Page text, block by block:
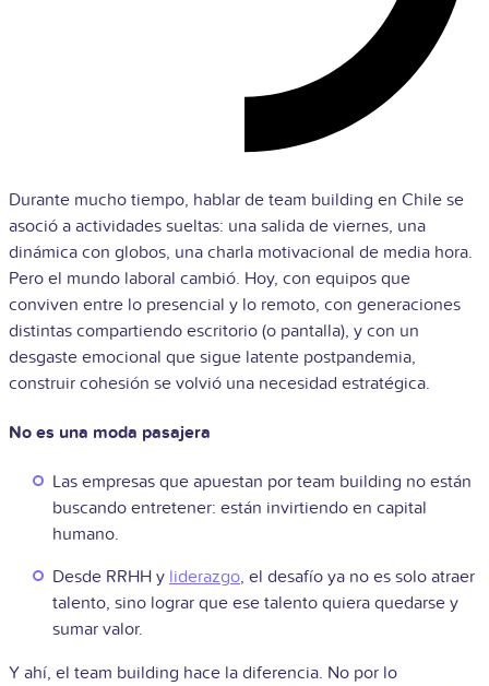
Durante mucho tiempo, hablar de team building en Chile se
asoció a actividades sueltas: una salida de viernes, una
dinámica con globos, una charla motivacional de media hora.
Pero el mundo laboral cambió. Hoy, con equipos que
conviven entre lo presencial y lo remoto, con generaciones
distintas compartiendo escritorio (o pantalla), y con un
desgaste emocional que sigue latente postpandemia,
construir cohesión se volvió una necesidad estratégica.
No es una moda pasajera
Las empresas que apuestan por team building no están
buscando entretener: están invirtiendo en capital
humano.
Desde RRHH y liderazgo, el desafío ya no es solo atraer
talento, sino lograr que ese talento quiera quedarse y
sumar valor.
Y ahí, el team building hace la diferencia. No por lo